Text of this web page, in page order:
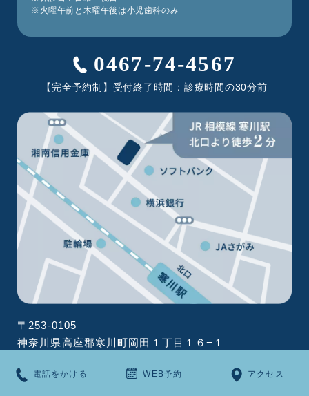
※火曜午前と木曜午後は小児歯科のみ
0467-74-4567
【完全予約制】受付終了時間：診療時間の30分前
〒253-0105
神奈川県高座郡寒川町岡田１丁目１６−１
Googleマップでひらく
電話をかける WEB予約 アクセス